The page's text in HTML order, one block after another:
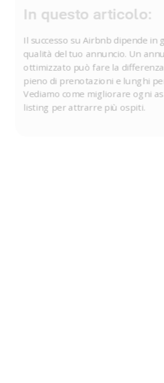
In questo articolo:
Il successo su Airbnb dipende in
qualità del tuo annuncio. Un
ottimizzato può fare la
pieno di prenotazioni e lunghi
Vediamo come migliorare ogni
listing per attrarre più ospiti.